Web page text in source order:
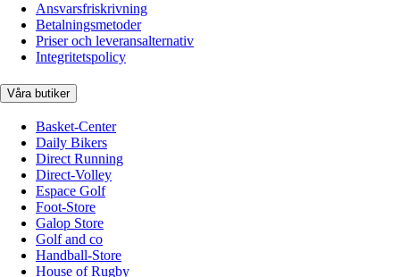
Ansvarsfriskrivning
Betalningsmetoder
Priser och leveransalternativ
Integritetspolicy
Våra butiker
Basket-Center
Daily Bikers
Direct Running
Direct-Volley
Espace Golf
Foot-Store
Galop Store
Golf and co
Handball-Store
House of Rugby